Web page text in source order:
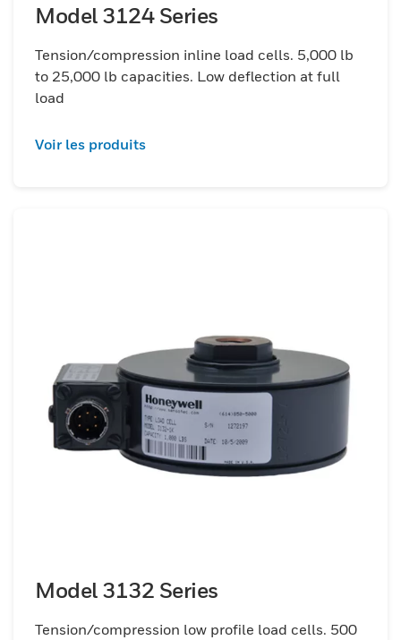
Model 3124 Series
Tension/compression inline load cells. 5,000 lb
to 25,000 lb capacities. Low deflection at full
load
Voir les produits
Model 3132 Series
Tension/compression low profile load cells. 500